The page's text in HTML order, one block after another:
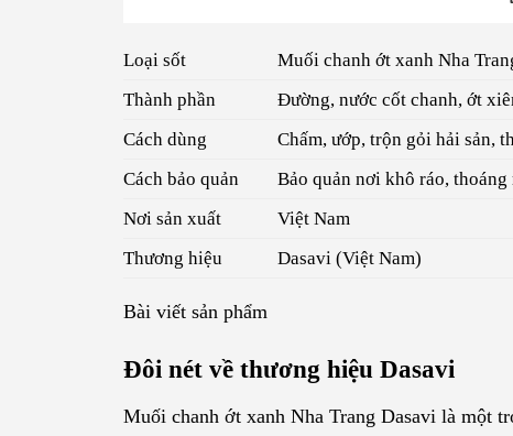
Loại sốt
Muối chanh ớt xanh Nha
Thành phần
Đường, nước cốt chanh, ớt
Cách dùng
Chấm, ướp, trộn gỏi hải sản,
Cách bảo quản
Bảo quản nơi khô ráo,
Nơi sản xuất
Việt Nam
Thương hiệu
Dasavi (Việt Nam)
Bài viết sản phẩm
Đôi nét về thương hiệu Dasavi
Muối chanh ớt xanh Nha Trang Dasavi là một